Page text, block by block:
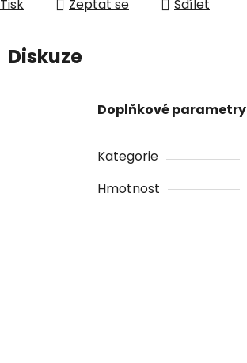
Tisk Zeptat se Sdílet
Diskuze
Doplňkové parametry
Kategorie
Hmotnost